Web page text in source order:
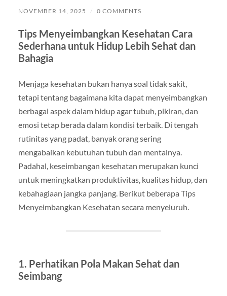
NOVEMBER 14, 2025 / 0 COMMENTS
Tips Menyeimbangkan Kesehatan Cara
Sederhana untuk Hidup Lebih Sehat dan
Bahagia
Menjaga kesehatan bukan hanya soal tidak sakit,
tetapi tentang bagaimana kita dapat menyeimbangkan
berbagai aspek dalam hidup agar tubuh, pikiran, dan
emosi tetap berada dalam kondisi terbaik. Di tengah
rutinitas yang padat, banyak orang sering
mengabaikan kebutuhan tubuh dan mentalnya.
Padahal, keseimbangan kesehatan merupakan kunci
untuk meningkatkan produktivitas, kualitas hidup, dan
kebahagiaan jangka panjang. Berikut beberapa Tips
Menyeimbangkan Kesehatan secara menyeluruh.
1. Perhatikan Pola Makan Sehat dan
Seimbang